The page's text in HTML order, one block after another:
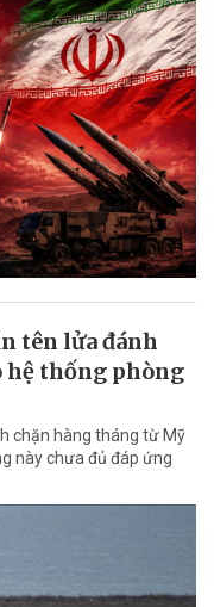
tên lửa đánh
hệ thống phòng
chặn hàng tháng từ Mỹ
này chưa đủ đáp ứng